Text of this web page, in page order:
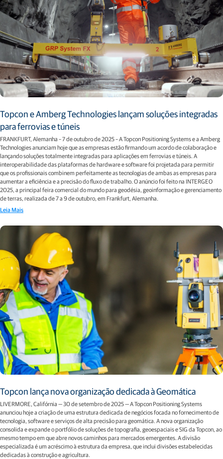
Topcon e Amberg Technologies lançam soluções integradas
para ferrovias e túneis
FRANKFURT, Alemanha – 7 de outubro de 2025 – A Topcon Positioning Systems e a Amberg
Technologies anunciam hoje que as empresas estão firmando um acordo de colaboração e
lançando soluções totalmente integradas para aplicações em ferrovias e túneis. A
interoperabilidade das plataformas de hardware e software foi projetada para permitir
que os profissionais combinem perfeitamente as tecnologias de ambas as empresas para
aumentar a eficiência e a precisão do fluxo de trabalho. O anúncio foi feito na INTERGEO
2025, a principal feira comercial do mundo para geodésia, geoinformação e gerenciamento
de terras, realizada de 7 a 9 de outubro, em Frankfurt, Alemanha.
Leia Mais
Topcon lança nova organização dedicada à Geomática
LIVERMORE, Califórnia — 30 de setembro de 2025 — A Topcon Positioning Systems
anunciou hoje a criação de uma estrutura dedicada de negócios focada no fornecimento de
tecnologia, software e serviços de alta precisão para geomática. A nova organização
consolida e expande o portfólio de soluções de topografia, geoespaciais e SIG da Topcon, ao
mesmo tempo em que abre novos caminhos para mercados emergentes. A divisão
especializada é um acréscimo à estrutura da empresa, que inclui divisões estabelecidas
dedicadas à construção e agricultura.